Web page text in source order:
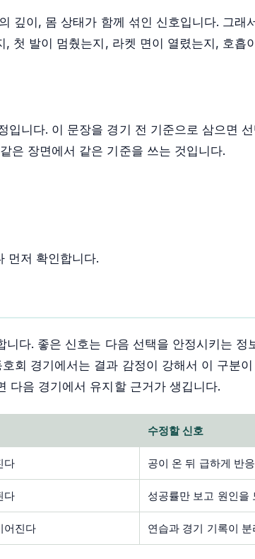
깊이, 몸 상태가 함께 섞인 신호입니다. 그래
첫 발이 멈췄는지, 라켓 면이 열렸는지, 호흡
니다. 이 문장을 경기 전 기준으로 삼으면
은 장면에서 같은 기준을 쓰는 것입니다.
먼저 확인합니다.
다. 좋은 신호는 다음 선택을 안정시키는 정
회 경기에서는 결과 감정이 강해서 이 구분
다음 경기에서 유지할 근거가 생깁니다.
수정할 신호
다 공이 온 뒤 급하게 반
다 성공률만 보고 원인을
어진다 연습과 경기 기록이